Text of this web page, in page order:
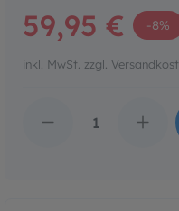
59,95 € -8%
inkl. MwSt. zzgl.